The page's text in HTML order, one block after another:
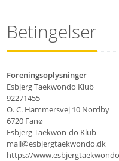
Betingelser
Foreningsoplysninger
Esbjerg Taekwondo Klub
92271455
O. C. Hammersvej 10 Nordby
6720 Fanø
Esbjerg Taekwon-do Klub
mail@esbjergtaekwondo.dk
https://